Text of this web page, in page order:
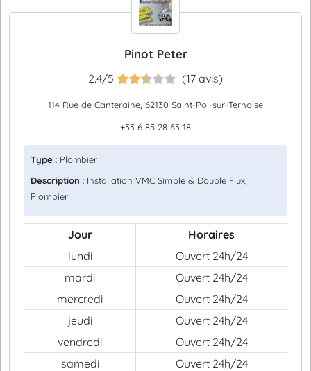
Pinot Peter
2.4/5 (17 avis)
114 Rue de Canteraine, 62130 Saint-Pol-sur-Ternoise
+33 6 85 28 63 18
Type : Plombier
Description : Installation VMC Simple & Double Flux,
Plombier
Jour
Horaires
lundi
Ouvert 24h/24
mardi
Ouvert 24h/24
mercredi
Ouvert 24h/24
jeudi
Ouvert 24h/24
vendredi
Ouvert 24h/24
samedi
Ouvert 24h/24